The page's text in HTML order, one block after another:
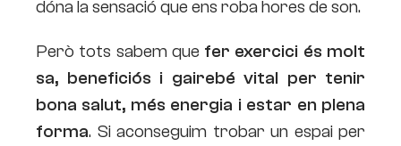
dóna la sensació que ens roba hores de son.
Però tots sabem que fer exercici és molt
sa, beneficiós i gairebé vital per tenir
bona salut, més energia i estar en plena
forma. Si aconseguim trobar un espai per